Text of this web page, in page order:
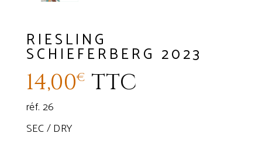
RIESLING
SCHIEFERBERG 2023
14,00€ TTC
réf. 26
SEC / DRY